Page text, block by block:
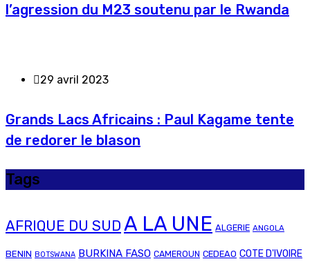
l’agression du M23 soutenu par le Rwanda
29 avril 2023
Grands Lacs Africains : Paul Kagame tente
de redorer le blason
Tags
AFRIQUE DU SUD A LA UNE ALGERIE ANGOLA
BENIN BOTSWANA BURKINA FASO CAMEROUN CEDEAO COTE D'IVOIRE